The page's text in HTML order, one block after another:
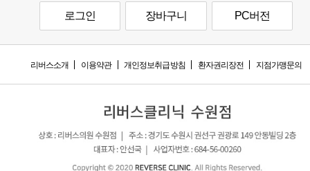
로그인 장바구니 PC버전
리버스소개 이용약관 개인정보취급방침 환자권리장전 지점가맹문의